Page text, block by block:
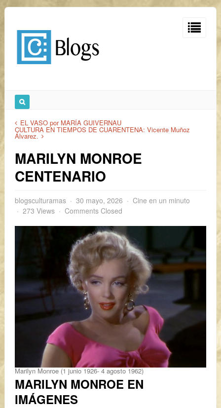
EL VASO por MARÍA GUIVERNAU
CULTURA EN TIEMPOS DE CUARENTENA: Vicente Muñoz
Álvarez.
MARILYN MONROE
CENTENARIO
blogsculturamas 30 mayo, 2026
Cine en un minuto
273 Views
Comments Closed
Marilyn Monroe (1 junio 1926- 4 agosto 1962)
MARILYN MONROE EN
IMÁGENES